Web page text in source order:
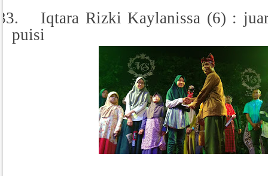
Iqtara Rizki Kaylanissa (6) :
puisi